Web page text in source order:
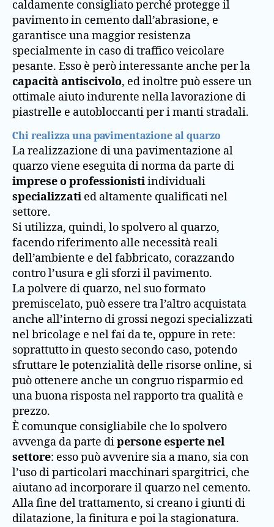
caldamente consigliato perché protegge il
pavimento in cemento dall’abrasione, e
garantisce una maggior resistenza
specialmente in caso di traffico veicolare
pesante. Esso è però interessante anche per la
capacità antiscivolo, ed inoltre può essere un
ottimale aiuto indurente nella lavorazione di
piastrelle e autobloccanti per i manti stradali.
Chi realizza una pavimentazione al quarzo
La realizzazione di una pavimentazione al
quarzo viene eseguita di norma da parte di
imprese o professionistiindividuali
specializzati ed altamente qualificati nel
settore.
Si utilizza, quindi, lo spolvero al quarzo,
facendo riferimento alle necessità reali
dell’ambiente e del fabbricato, corazzando
contro l’usura e gli sforzi il pavimento.
La polvere di quarzo, nel suo formato
premiscelato, può essere tra l’altro acquistata
anche all’interno di grossi negozi specializzati
nel bricolage e nel fai da te, oppure in rete:
soprattutto in questo secondo caso, potendo
sfruttare le potenzialità delle risorse online, si
può ottenere anche un congruo risparmio ed
una buona risposta nel rapporto tra qualità e
prezzo.
È comunque consigliabile che lo spolvero
avvenga da parte dipersone esperte nel
settore: esso può avvenire sia a mano, sia con
l’uso di particolari macchinari spargitrici, che
aiutano ad incorporare il quarzo nel cemento.
Alla fine del trattamento, si creano i giunti di
dilatazione, la finitura e poi la stagionatura.